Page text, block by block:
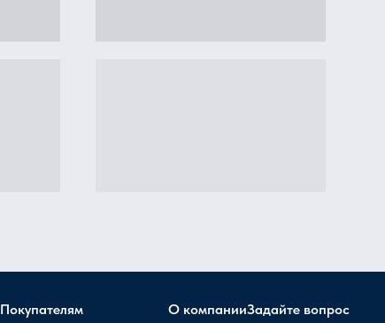
Покупателям О компанииЗадайте вопрос